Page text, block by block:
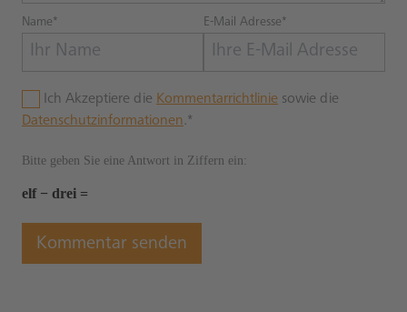
Name* E-Mail Adresse*
Ich Akzeptiere die Kommentarrichtlinie sowie die
Datenschutzinformationen.*
Bitte geben Sie eine Antwort in Ziffern ein:
elf − drei =